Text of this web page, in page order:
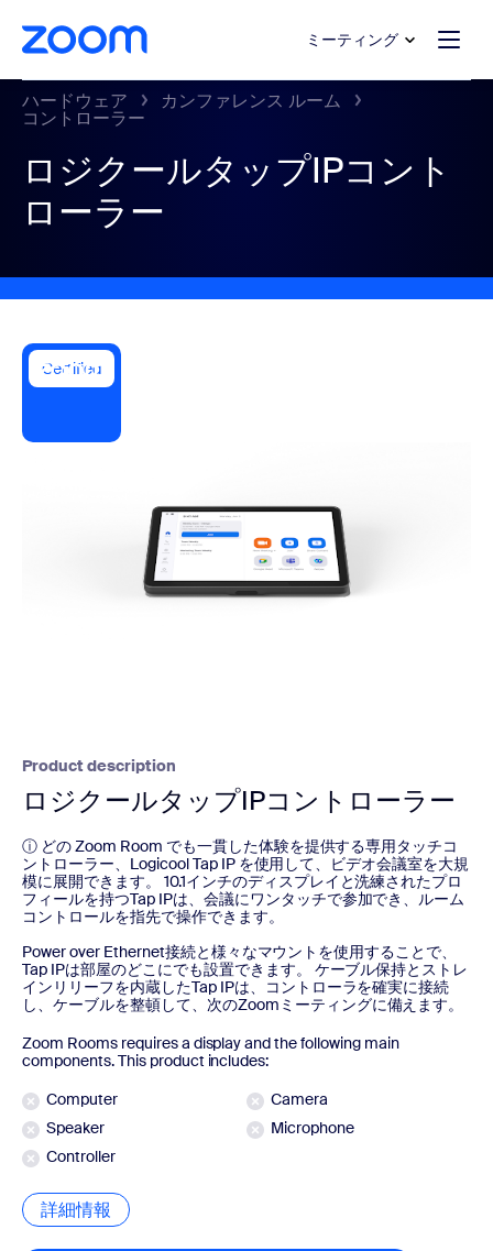
テンツへスキップ
ットへスキップ ミーティング
ハードウェア カンファレンス ルーム
コントローラー
ロジクールタップIPコント
ローラー
Certified
Product description
ロジクールタップIPコントローラー
ⓘ どの Zoom Room でも一貫した体験を提供する専用タッチコ
ントローラー、Logicool Tap IP を使用して、ビデオ会議室を大規
模に展開できます。 10.1インチのディスプレイと洗練されたプロ
フィールを持つTap IPは、会議にワンタッチで参加でき、ルーム
コントロールを指先で操作できます。
Power over Ethernet接続と様々なマウントを使用することで、
Tap IPは部屋のどこにでも設置できます。 ケーブル保持とストレ
インリリーフを内蔵したTap IPは、コントローラを確実に接続
し、ケーブルを整頓して、次のZoomミーティングに備えます。
Zoom Rooms requires a display and the following main
components. This product includes:
Computer
Camera
Speaker
Microphone
Controller
詳細情報 詳細情報